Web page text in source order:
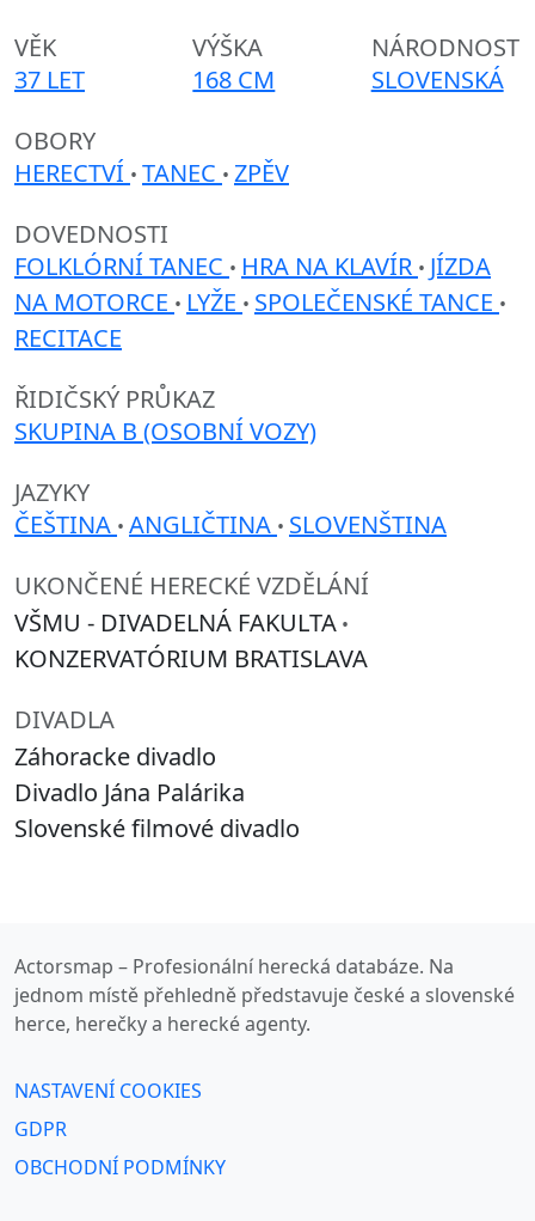
VĚK
37 LET
VÝŠKA
168 CM
NÁRODNOST
SLOVENSKÁ
OBORY
HERECTVÍ • TANEC • ZPĚV
DOVEDNOSTI
FOLKLÓRNÍ TANEC • HRA NA KLAVÍR • JÍZDA
NA MOTORCE • LYŽE • SPOLEČENSKÉ TANCE •
RECITACE
ŘIDIČSKÝ PRŮKAZ
SKUPINA B (OSOBNÍ VOZY)
JAZYKY
ČEŠTINA • ANGLIČTINA • SLOVENŠTINA
UKONČENÉ HERECKÉ VZDĚLÁNÍ
VŠMU - DIVADELNÁ FAKULTA •
KONZERVATÓRIUM BRATISLAVA
DIVADLA
Záhoracke divadlo
Divadlo Jána Palárika
Slovenské filmové divadlo
Actorsmap – Profesionální herecká databáze. Na
jednom místě přehledně představuje české a slovenské
herce, herečky a herecké agenty.
NASTAVENÍ COOKIES
GDPR
OBCHODNÍ PODMÍNKY